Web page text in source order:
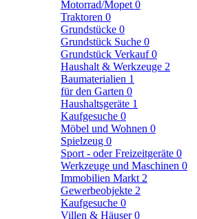
Motorrad/Mopet 0
Traktoren 0
Grundstücke 0
Grundstück Suche 0
Grundstück Verkauf0
Haushalt & Werkzeuge 2
Baumaterialien 1
für den Garten 0
Haushaltsgeräte 1
Kaufgesuche 0
Möbel und Wohnen 0
Spielzeug 0
Sport - oder Freizeitgeräte 0
Werkzeuge und Maschinen 0
Immobilien Markt 2
Gewerbeobjekte 2
Kaufgesuche 0
Villen & Häuser0